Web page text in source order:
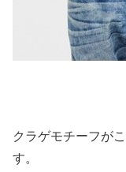
クラゲモチーフが
す。